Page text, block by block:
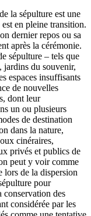
la sépulture est une
en pleine transition.
dernier repos ou sa
après la cérémonie.
sépulture – tels que
jardins du souvenir,
espaces insuffisants
de nouvelles
dont leur
un ou plusieurs
de destination
dans la nature,
cinéraires,
privés et publics de
peut y voir comme
lors de la dispersion
pour
conservation des
considérée par les